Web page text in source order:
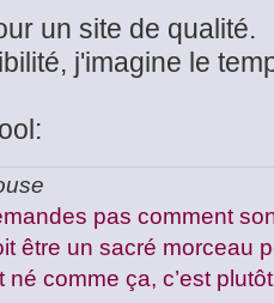
un site de qualité.
j'imagine le
pas comment
être un sacré morceau
né comme ça, c’est